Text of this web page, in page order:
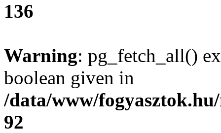
136
Warning: pg_fetch_all()
boolean given in
/data/www/
92